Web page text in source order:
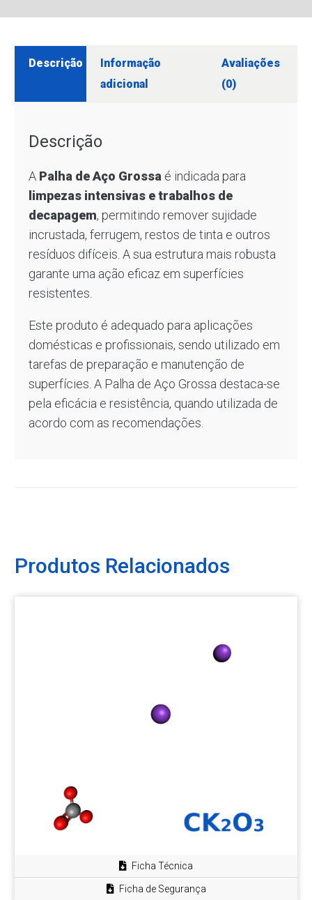
Descrição
Informação
adicional
Avaliações
(0)
Descrição
A Palha de Aço Grossa é indicada para
limpezas intensivas e trabalhos de
decapagem, permitindo remover sujidade
incrustada, ferrugem, restos de tinta e outros
resíduos difíceis. A sua estrutura mais robusta
garante uma ação eficaz em superfícies
resistentes.
Este produto é adequado para aplicações
domésticas e profissionais, sendo utilizado em
tarefas de preparação e manutenção de
superfícies. A Palha de Aço Grossa destaca-se
pela eficácia e resistência, quando utilizada de
acordo com as recomendações.
Produtos Relacionados
Ficha Técnica
Ficha de Segurança